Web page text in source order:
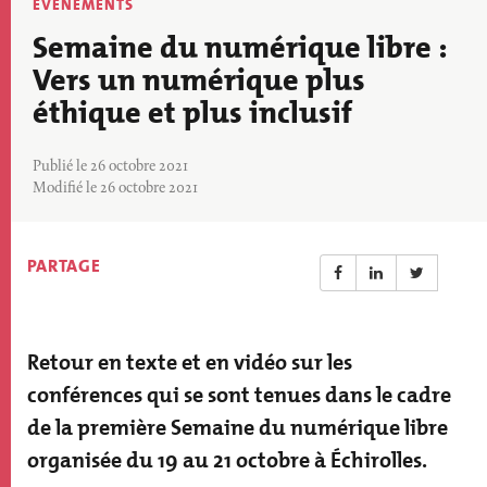
actu
EVÉNEMENTS
Semaine du numérique libre :
Vers un numérique plus
éthique et plus inclusif
Publié le 26 octobre 2021
Modifié le 26 octobre 2021
PARTAGE
Résumé
actualité
Retour en texte et en vidéo sur les
conférences qui se sont tenues dans le cadre
de la première Semaine du numérique libre
organisée du 19 au 21 octobre à Échirolles.